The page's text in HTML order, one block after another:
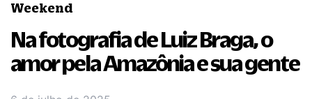
Weekend
Na fotografia de Luiz Braga, o
amor pela Amazônia e sua gente